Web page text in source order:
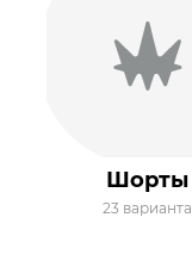
Шорты
23 варианта